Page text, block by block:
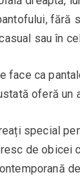
sau în
face ca
oferă un
special
de obicei